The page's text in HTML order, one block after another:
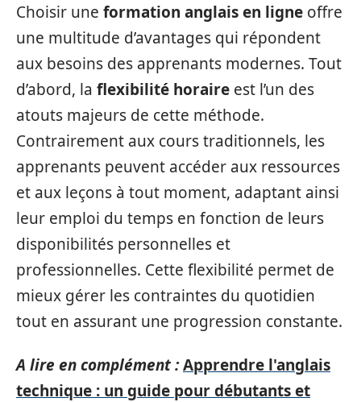
Choisir une formation anglais en ligne offre
une multitude d’avantages qui répondent
aux besoins des apprenants modernes. Tout
d’abord, la flexibilité horaire est l’un des
atouts majeurs de cette méthode.
Contrairement aux cours traditionnels, les
apprenants peuvent accéder aux ressources
et aux leçons à tout moment, adaptant ainsi
leur emploi du temps en fonction de leurs
disponibilités personnelles et
professionnelles. Cette flexibilité permet de
mieux gérer les contraintes du quotidien
tout en assurant une progression constante.
A lire en complément :Apprendre l'anglais
technique : un guide pour débutants et